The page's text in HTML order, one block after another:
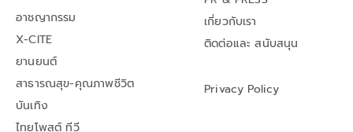
อาชญากรรม
X-CITE
ยานยนต์
สาธารณสุข-คุณภาพชีวิต
บันเทิง
ไทยโพสต์ ทีวี
เกี่ยวกับเรา
ติดต่อและ สนับสนุน
Privacy Policy